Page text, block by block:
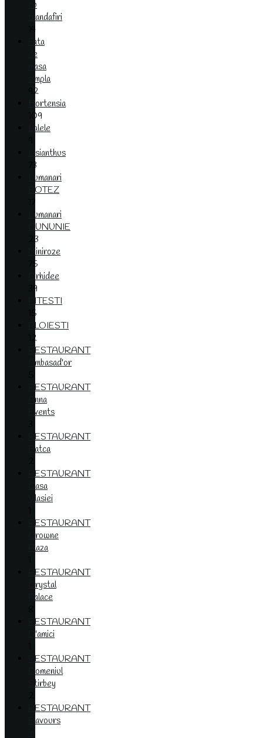
cu
trandafiri
14
Fata
de
masa
simpla
92
Hortensia
109
Lalele
Lisianthus
73
Lumanari
BOTEZ
Lumanari
CUNUNIE
23
Miniroze
75
Orhidee
39
PITESTI
15
PLOIESTI
12
RESTAURANT
Ambasad'or
RESTAURANT
Anna
Events
RESTAURANT
Batca
RESTAURANT
Casa
Vlasiei
RESTAURANT
Crowne
Plaza
RESTAURANT
Crystal
Palace
RESTAURANT
D'amici
RESTAURANT
Domeniul
Stirbey
RESTAURANT
Flavours